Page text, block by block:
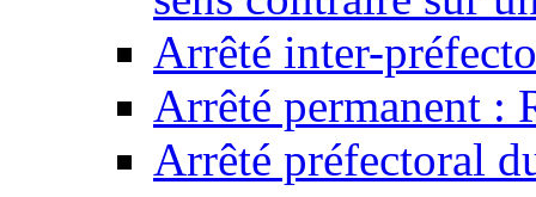
Arrêté inter-
Arrêté permanent :
Arrêté préfectoral